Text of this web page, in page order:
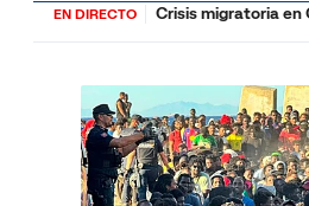
EN DIRECTO Crisis migratoria en